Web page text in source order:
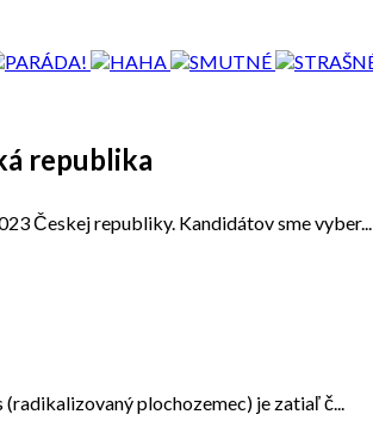
republika
Českej republiky. Kandidátov sme vyber...
plochozemec) je zatiaľ č...